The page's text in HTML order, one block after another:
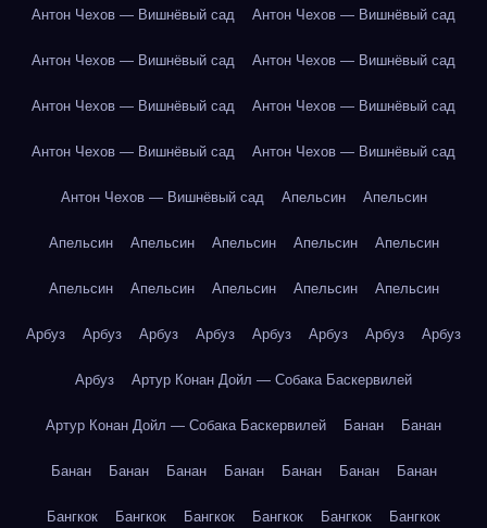
Антон Чехов — Вишнёвый сад Антон Чехов — Вишнёвый сад
Антон Чехов — Вишнёвый сад Антон Чехов — Вишнёвый сад
Антон Чехов — Вишнёвый сад Антон Чехов — Вишнёвый сад
Антон Чехов — Вишнёвый сад Антон Чехов — Вишнёвый сад
Антон Чехов — Вишнёвый сад Апельсин Апельсин
Апельсин Апельсин Апельсин Апельсин Апельсин
Апельсин Апельсин Апельсин Апельсин Апельсин
Арбуз Арбуз Арбуз Арбуз Арбуз Арбуз Арбуз Арбуз
Арбуз Артур Конан Дойл — Собака Баскервилей
Артур Конан Дойл — Собака Баскервилей Банан Банан
Банан Банан Банан Банан Банан Банан Банан
Бангкок Бангкок Бангкок Бангкок Бангкок Бангкок